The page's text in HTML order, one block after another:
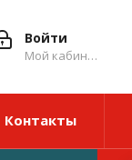
Войти
Мой кабинет
Контакты